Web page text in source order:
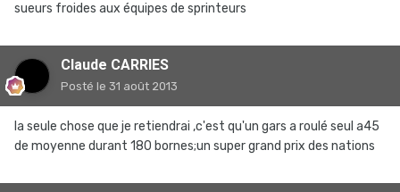
sueurs froides aux équipes de sprinteurs
Claude CARRIES
Posté le 31 août 2013
la seule chose que je retiendrai ,c'est qu'un gars a roulé seul a45
de moyenne durant 180 bornes;un super grand prix des nations